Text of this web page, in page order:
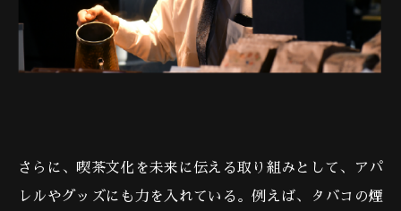
さらに、喫茶文化を未来に伝える取り組みとして、アパ
レルやグッズにも力を入れている。例えば、タバコの煙